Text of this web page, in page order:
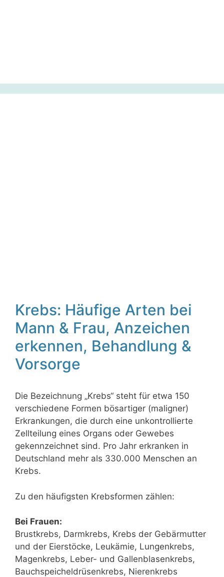
Krebs: Häufige Arten bei
Mann & Frau, Anzeichen
erkennen, Behandlung &
Vorsorge
Die Bezeichnung „Krebs“ steht für etwa 150
verschiedene Formen bösartiger (maligner)
Erkrankungen, die durch eine unkontrollierte
Zellteilung eines Organs oder Gewebes
gekennzeichnet sind. Pro Jahr erkranken in
Deutschland mehr als 330.000 Menschen an
Krebs.
Zu den häufigsten Krebsformen zählen:
Bei Frauen:
Brustkrebs, Darmkrebs, Krebs der Gebärmutter
und der Eierstöcke, Leukämie, Lungenkrebs,
Magenkrebs, Leber- und Gallenblasenkrebs,
Bauchspeicheldrüsenkrebs, Nierenkrebs